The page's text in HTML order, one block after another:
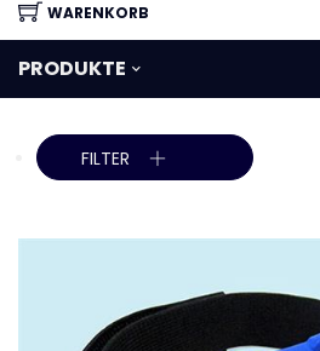
WARENKORB
PRODUKTE
FILTER